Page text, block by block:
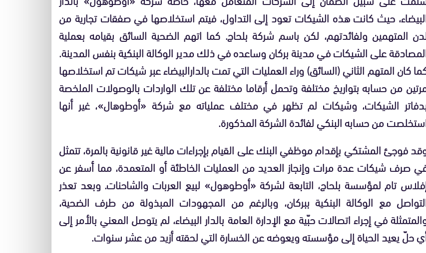
حيث كانت هذه الشيكات تعود إلى التداول، فيتم استخلاصها في صفقات تجارية من
المتهمين ولفائدتهم، لكن باسم شركة بلحاج. كما اتهم الضحية السائق بقيامه بعملية
على الشيكات في مدينة بركان وساعده في ذلك مدير الوكالة البنكية بنفس المدينة.
كان المتهم الثاني (السائق) وراء العمليات التي تمت بالدارالبيضاء عبر شيكات تم استخلاصها
من حسابه بتواريخ مختلفة وتحمل أرقاما مختلفة عن تلك الواردات بالوصولات الملخصة
الشيكات، وشيكات لم تظهر في مختلف عملياته مع شركة «أوطوهال»، غير أنها
من حسابه البنكي لفائدة الشركة المذكورة.
فوجئ المشتكي بإقدام موظفي البنك على القيام بإجراءات مالية غير قانونية بالمرة، تتمثل
صرف شيكات عدة مرات وإنجاز العديد من العمليات الخاطئة أو المتعمدة، مما أسفر عن
تام لمؤسسة بلحاج، التابعة لشركة «أوطوهول» لبيع العربات والشاحنات. وبعد تعذر
مع الوكالة البنكية ببركان، وبالرغم من المجهودات المبذولة من طرف الضحية،
في إجراء اتصالات حبّية مع الإدارة العامة بالدار البيضاء، لم يتوصل المعني بالأمر إلى
حلّ يعيد الحياة إلى مؤسسته ويعوضه عن الخسارة التي لحقته أزيد من عشر سنوات.